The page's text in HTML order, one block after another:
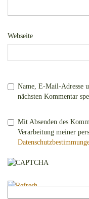
Webseite
Name, E-Mail-Adresse
nächsten Kommentar
Mit Absenden des
Verarbeitung meiner